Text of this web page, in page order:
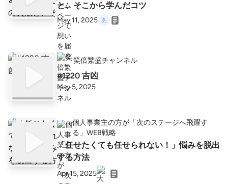
と、そこから学んだコツ
May 11, 2025
笑倍繁盛チャンネル
#1220 吉凶
May 5, 2025
個人事業主の方が「次のステージへ飛躍す
る」WEB戦略
「任せたくても任せられない！」悩みを脱出
する方法
Apr 15, 2025